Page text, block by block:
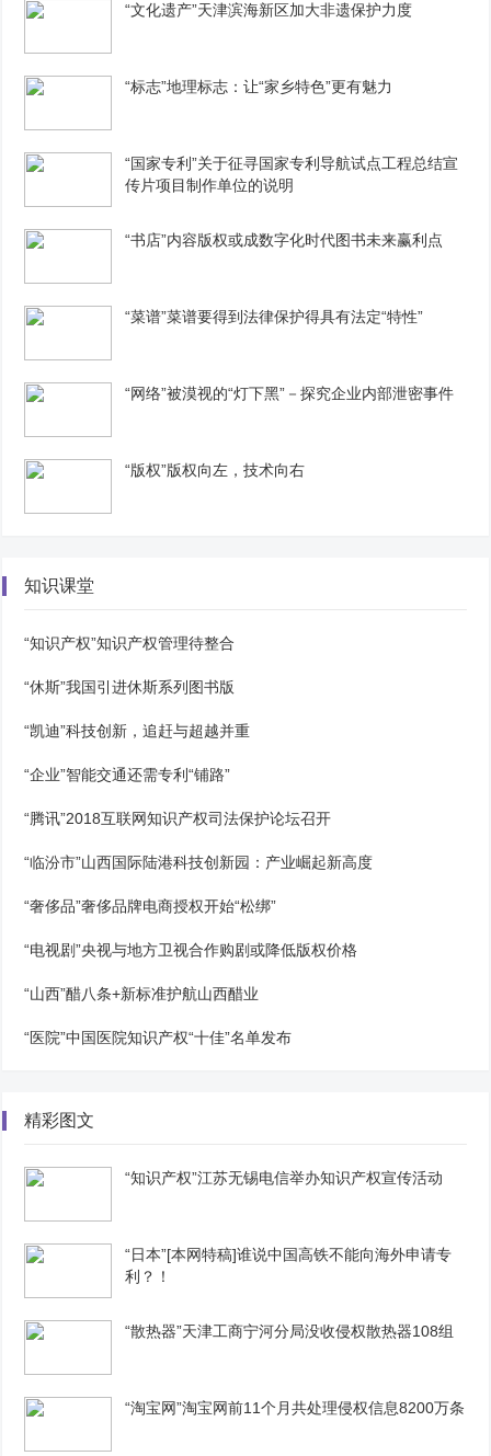
“文化遗产”天津滨海新区加大非遗保护力度
“标志”地理标志：让“家乡特色”更有魅力
“国家专利”关于征寻国家专利导航试点工程总结宣
传片项目制作单位的说明
“书店”内容版权或成数字化时代图书未来赢利点
“菜谱”菜谱要得到法律保护得具有法定“特性”
“网络”被漠视的“灯下黑”－探究企业内部泄密事件
“版权”版权向左，技术向右
知识课堂
“知识产权”知识产权管理待整合
“休斯”我国引进休斯系列图书版
“凯迪”科技创新，追赶与超越并重
“企业”智能交通还需专利“铺路”
“腾讯”2018互联网知识产权司法保护论坛召开
“临汾市”山西国际陆港科技创新园：产业崛起新高度
“奢侈品”奢侈品牌电商授权开始“松绑”
“电视剧”央视与地方卫视合作购剧或降低版权价格
“山西”醋八条+新标准护航山西醋业
“医院”中国医院知识产权“十佳”名单发布
精彩图文
“知识产权”江苏无锡电信举办知识产权宣传活动
“日本”[本网特稿]谁说中国高铁不能向海外申请专
利？！
“散热器”天津工商宁河分局没收侵权散热器108组
“淘宝网”淘宝网前11个月共处理侵权信息8200万条